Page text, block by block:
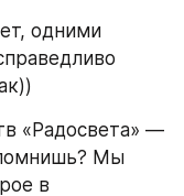
одними
«Радосвета» —
Мы
в